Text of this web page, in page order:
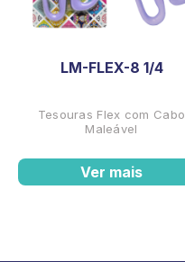
LM-FLEX-8 1/4
Tesouras Flex com Cabo
Maleável
Ver mais